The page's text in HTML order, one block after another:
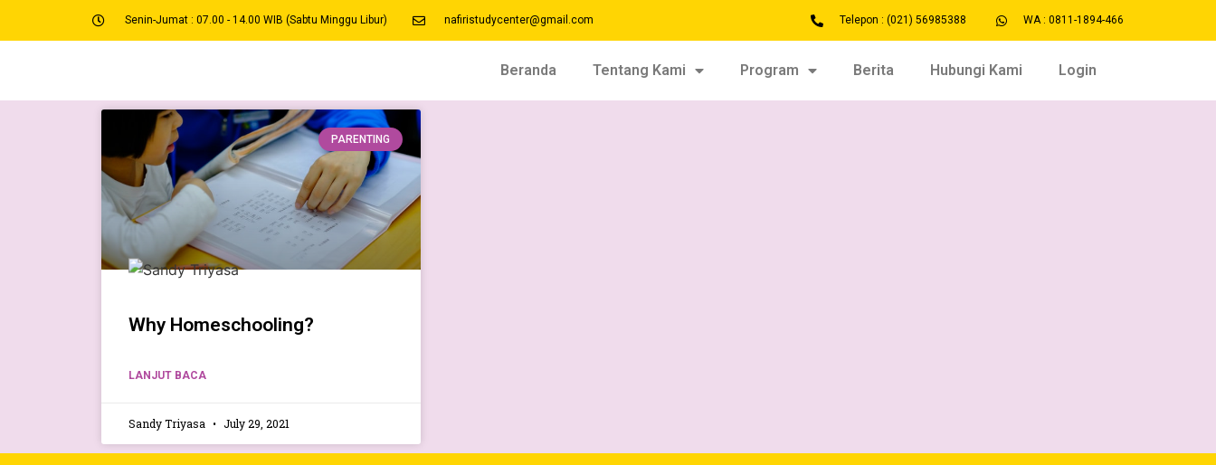
Senin-Jumat : 07.00 - 14.00 WIB (Sabtu Minggu Libur) nafiristudycenter@gmail.com Telepon : (021) 56985388 WA : 0811-1894-466
Beranda Tentang Kami Program Berita Hubungi Kami Login
PARENTING
Why Homeschooling?
LANJUT BACA
Sandy Triyasa July 29, 2021